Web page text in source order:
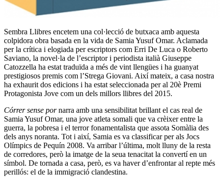
Sembra Llibres encetem una col·lecció de butxaca amb aquesta
colpidora obra basada en la vida de Samia Yusuf Omar. Aclamada
per la crítica i elogiada per escriptors com Erri De Luca o Roberto
Saviano, la novel·la de l’escriptor i periodista italià Giuseppe
Catozzella ha estat traduïda a més de vint llengües i ha guanyat
prestigiosos premis com l’Strega Giovani. Així mateix, a casa nostra
ha exhaurit dos edicions i ha estat seleccionada per al 20è Premi
Protagonista Jove com un dels millors llibres del 2015.
Córrer sense pornarra amb una sensibilitat brillant el cas real de
Samia Yusuf Omar, una jove atleta somali que va crèixer entre la
guerra, la pobresa i el terror fonamentalista que assota Somàlia des
dels anys noranta. Tot i així, Samia es va classificar per als Jocs
Olímpics de Pequín 2008. Va arribar l’última, molt lluny de la resta
de corredores, però la imatge de la seua tenacitat la convertí en un
símbol. De tornada a casa, però, es va haver d’enfrontar al repte més
perillós: el de la immigració clandestina.